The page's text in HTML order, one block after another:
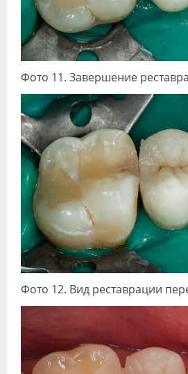
Фото 11. Завершение
Фото 12. Вид реставрации